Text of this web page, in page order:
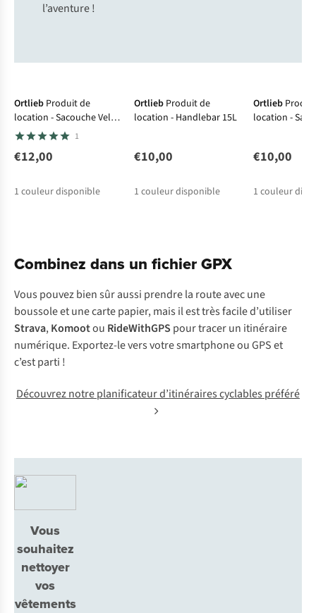
l’aventure !
Ortlieb Produit de
location - Sacouche Velo
Arriere Seat Pack 16.5L
1
€12,00
1 couleur disponible
Ortlieb Produit de
location - Handlebar 15L
€10,00
1 couleur disponible
Ortlieb
location -
€10,00
1 couleur
Combinez dans un fichier GPX
Vous pouvez bien sûr aussi prendre la route avec une
boussole et une carte papier, mais il est très facile d’utiliser
Strava,Komootou RideWithGPS pour tracer un itinéraire
numérique. Exportez-le vers votre smartphone ou GPS et
c’est parti !
Découvrez notre planificateur d’itinéraires cyclables préféré
Vous
souhaitez
nettoyer
vos
vêtements